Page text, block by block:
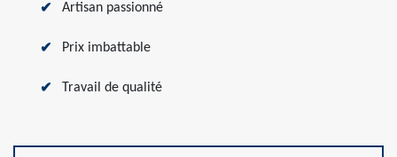
Artisan passionné
Prix imbattable
Travail de qualité